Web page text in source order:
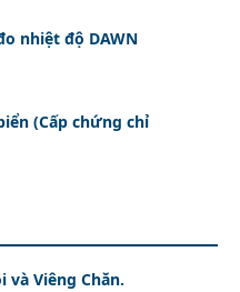
nhiệt độ DAWN
(Cấp chứng chỉ
và Viêng Chăn.